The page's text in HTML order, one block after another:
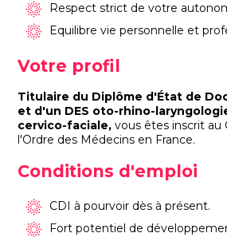
Respect strict de votre
Equilibre vie personnelle et
Votre profil
Titulaire du Diplôme d'État de
et d'un DES oto-rhino-
cervico-faciale, vous êtes inscrit au
l'Ordre des Médecins en France.
Conditions d'emploi
CDI à pourvoir dès à présent.
Fort potentiel de